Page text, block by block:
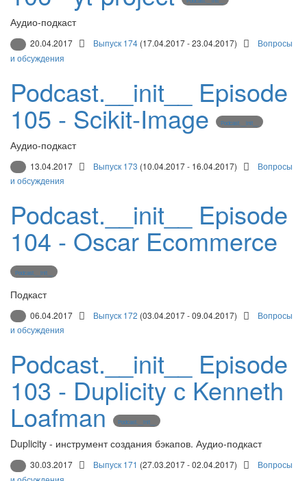
Аудио-подкаст
20.04.2017 Выпуск 174 (17.04.2017 - 23.04.2017)
Вопросы
и обсуждения
Podcast.__init__ Episode
105 - Scikit-Image Podcast.__init__
Аудио-подкаст
13.04.2017 Выпуск 173 (10.04.2017 - 16.04.2017)
Вопросы
и обсуждения
Podcast.__init__ Episode
104 - Oscar Ecommerce
Podcast.__init__
Подкаст
06.04.2017 Выпуск 172 (03.04.2017 - 09.04.2017)
Вопросы
и обсуждения
Podcast.__init__ Episode
103 - Duplicity с Kenneth
Loafman Podcast.__init__
Duplicity - инструмент создания бэкапов. Аудио-подкаст
30.03.2017 Выпуск 171 (27.03.2017 - 02.04.2017)
Вопросы